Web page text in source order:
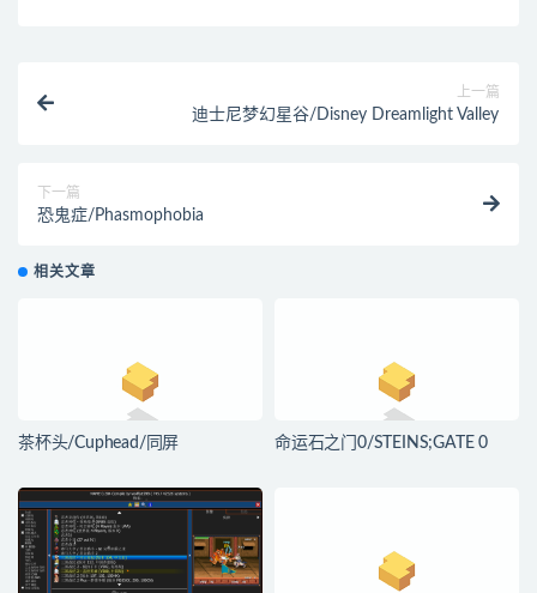
上一篇
迪士尼梦幻星谷/Disney Dreamlight Valley
下一篇
恐鬼症/Phasmophobia
相关文章
茶杯头/Cuphead/同屏 命运石之门0/STEINS;GATE 0